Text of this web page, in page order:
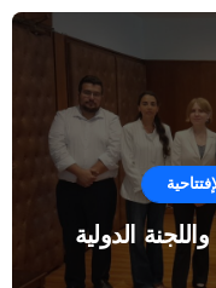
الدولية